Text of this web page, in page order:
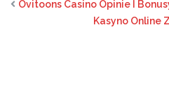
Ovitoons Casino Opinie I
Kasyno Online